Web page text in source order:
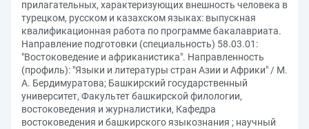
прилагательных, характеризующих внешность человека в
турецком, русском и казахском языках: выпускная
квалификационная работа по программе бакалавриата.
Направление подготовки (специальность) 58.03.01:
"Востоковедение и африканистика". Направленность
(профиль): "Языки и литературы стран Азии и Африки" / М.
А. Бердимуратова; Башкирский государственный
университет, Факультет башкирской филологии,
востоковедения и журналистики, Кафедра
востоковедения и башкирского языкознания ; научный